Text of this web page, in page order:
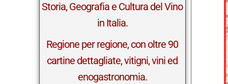
Storia, Geografia e Cultura del Vino
in Italia.
Regione per regione, con oltre 90
cartine dettagliate, vitigni, vini ed
enogastronomia.